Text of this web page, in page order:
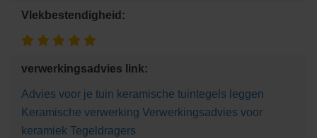
Vlekbestendigheid:
verwerkingsadvies link:
Advies voor je tuin keramische tuintegels leggen
Keramische verwerking Verwerkingsadvies voor
keramiek Tegeldragers